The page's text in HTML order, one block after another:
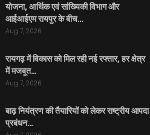
योजना, आर्थिक एवं सांख्यिकी विभाग और
आईआईएम रायपुर के बीच…
Aug 7, 2026
रायगढ़ में विकास को मिल रही नई रफ्तार, हर क्षेत्र
में मजबूत…
Aug 7, 2026
बाढ़ नियंत्रण की तैयारियों को लेकर राष्ट्रीय आपदा
प्रबंधन…